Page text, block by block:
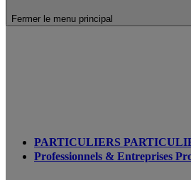
Fermer le menu principal
PARTICULIERS
Professionnels & Entreprises